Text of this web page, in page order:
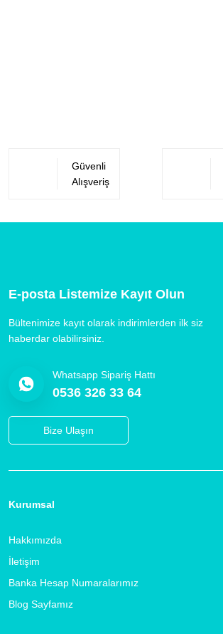
Güvenli
Alışveriş
E-posta Listemize Kayıt Olun
Bültenimize kayıt olarak indirimlerden ilk siz
haberdar olabilirsiniz.
Whatsapp Sipariş Hattı
0536 326 33 64
Bize Ulaşın
Kurumsal
Hakkımızda
İletişim
Banka Hesap Numaralarımız
Blog Sayfamız